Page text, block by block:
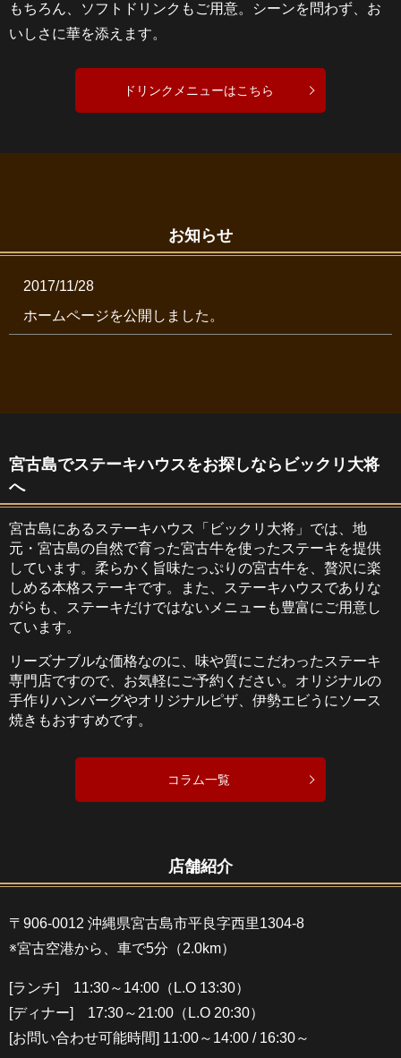
もちろん、ソフトドリンクもご用意。シーンを問わず、お
いしさに華を添えます。
ドリンクメニューはこちら
お知らせ
2017/11/28
ホームページを公開しました。
宮古島でステーキハウスをお探しならビックリ大将
へ
宮古島にあるステーキハウス「ビックリ大将」では、地
元・宮古島の自然で育った宮古牛を使ったステーキを提供
しています。柔らかく旨味たっぷりの宮古牛を、贅沢に楽
しめる本格ステーキです。また、ステーキハウスでありな
がらも、ステーキだけではないメニューも豊富にご用意し
ています。
リーズナブルな価格なのに、味や質にこだわったステーキ
専門店ですので、お気軽にご予約ください。オリジナルの
手作りハンバーグやオリジナルピザ、伊勢エビうにソース
焼きもおすすめです。
コラム一覧
店舗紹介
〒906-0012 沖縄県宮古島市平良字西里1304-8
※宮古空港から、車で5分（2.0km）
[ランチ] 11:30～14:00（L.O 13:30）
[ディナー] 17:30～21:00（L.O 20:30）
[お問い合わせ可能時間] 11:00～14:00 / 16:30～